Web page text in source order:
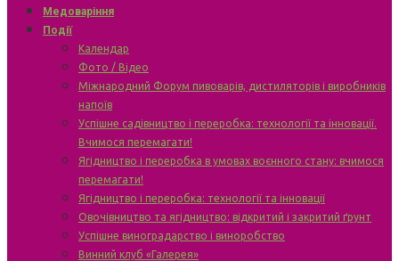
Медоваріння
Події
Календар
Фото / Відео
Міжнародний Форум пивоварів, дистиляторів і виробників
напоїв
Успішне садівництво і переробка: технології та інновації.
Вчимося перемагати!
Ягідництво і переробка в умовах воєнного стану: вчимося
перемагати!
Ягідництво і переробка: технології та інновації
Овочівництво та ягідництво: відкритий і закритий ґрунт
Успішне виноградарство і виноробство
Винний клуб «Галерея»